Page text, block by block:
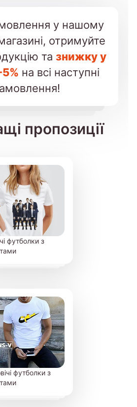
у нашому
отримуйте
та знижку у
5% на всі наступні
пропозиції
футболки з
футболки з